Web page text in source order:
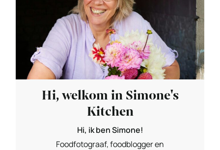
Hi, welkom in Simone's
Kitchen
Hi, ik ben Simone!
Foodfotograaf, foodblogger en